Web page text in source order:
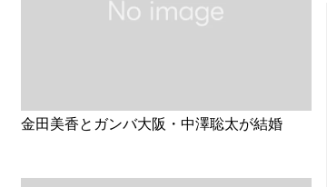
金田美香とガンバ大阪・中澤聡太が結婚